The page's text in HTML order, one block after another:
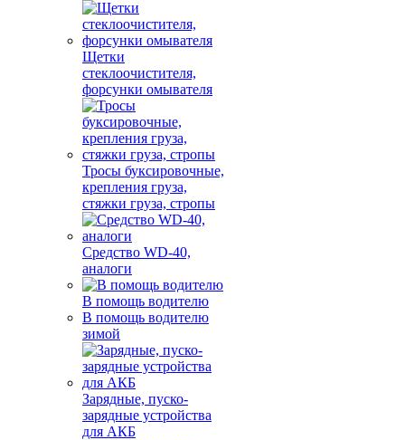
Щетки
стеклоочистителя,
форсунки омывателя
Тросы буксировочные,
крепления груза,
стяжки груза, стропы
Средство WD-40,
аналоги
В помощь водителю
В помощь водителю
зимой
Зарядные, пуско-
зарядные устройства
для АКБ